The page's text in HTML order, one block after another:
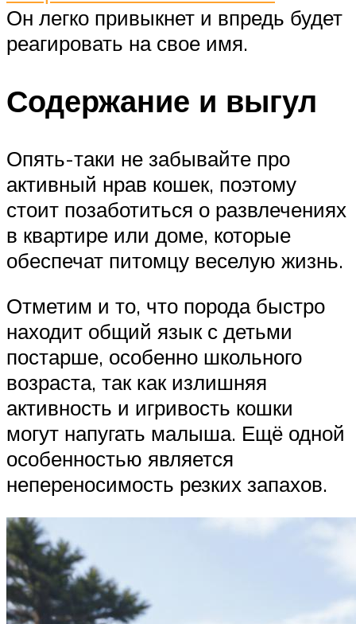
Он легко привыкнет и впредь будет
реагировать на свое имя.
Содержание и выгул
Опять-таки не забывайте про
активный нрав кошек, поэтому
стоит позаботиться о развлечениях
в квартире или доме, которые
обеспечат питомцу веселую жизнь.
Отметим и то, что порода быстро
находит общий язык с детьми
постарше, особенно школьного
возраста, так как излишняя
активность и игривость кошки
могут напугать малыша. Ещё одной
особенностью является
непереносимость резких запахов.